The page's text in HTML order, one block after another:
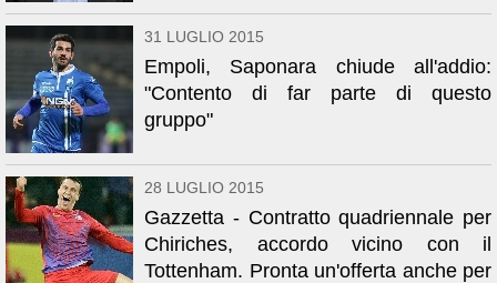
31 LUGLIO 2015
Empoli, Saponara chiude all'addio:
"Contento di far parte di questo
gruppo"
28 LUGLIO 2015
Gazzetta - Contratto quadriennale per
Chiriches, accordo vicino con il
Tottenham. Pronta un'offerta anche per